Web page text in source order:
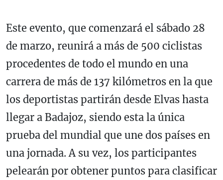
Este evento, que comenzará el sábado 28
de marzo, reunirá a más de 500 ciclistas
procedentes de todo el mundo en una
carrera de más de 137 kilómetros en la que
los deportistas partirán desde Elvas hasta
llegar a Badajoz, siendo esta la única
prueba del mundial que une dos países en
una jornada. A su vez, los participantes
pelearán por obtener puntos para clasificar